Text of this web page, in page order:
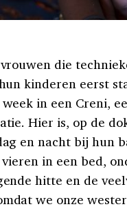
die
kinderen eerst
in een Creni,
Hier is, op de
en nacht bij hun
in een bed,
hitte en de
we onze